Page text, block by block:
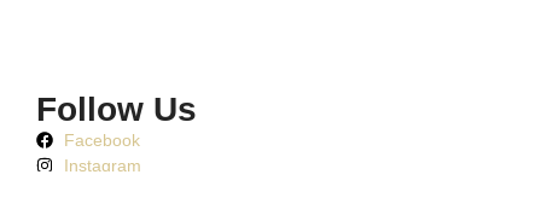
Follow Us
Facebook
Instagram